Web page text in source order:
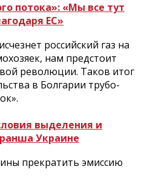
потока»: «Мы все тут
ЕС»
российский газ на
нам предстоит
революции. Таков итог
в Болгарии трубо­
выделения и
Украине
прекратить эмиссию